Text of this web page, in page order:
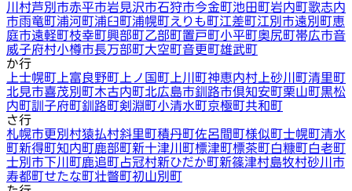
川村芦別市赤平市岩見沢市石狩市今金町池田町岩内町歌志内
市雨竜町浦河町浦臼町浦幌町えりも町江差町江別市遠別町恵
庭市遠軽町枝幸町興部町乙部町置戸町小平町奥尻町帯広市音
威子府村小樽市長万部町大空町音更町雄武町
か行
上士幌町 上富良野町 上ノ国町 上川町神恵内村 上砂川町清里町
北見市喜茂別町木古内町北広島市釧路市倶知安町栗山町黒松
内町訓子府町釧路町剣淵町小清水町京極町共和町
さ行
札幌市更別村猿払村斜里町積丹町佐呂間町様似町士幌町清水
町新得町知内町鹿部町新十津川町標津町標茶町白糠町白老町
士別市下川町鹿追町占冠村新ひだか町新篠津村島牧村砂川市
寿都町せたな町壮瞥町初山別町